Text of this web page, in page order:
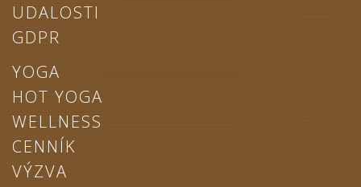
UDALOSTI
GDPR
YOGA
HOT YOGA
WELLNESS
CENNÍK
VÝZVA